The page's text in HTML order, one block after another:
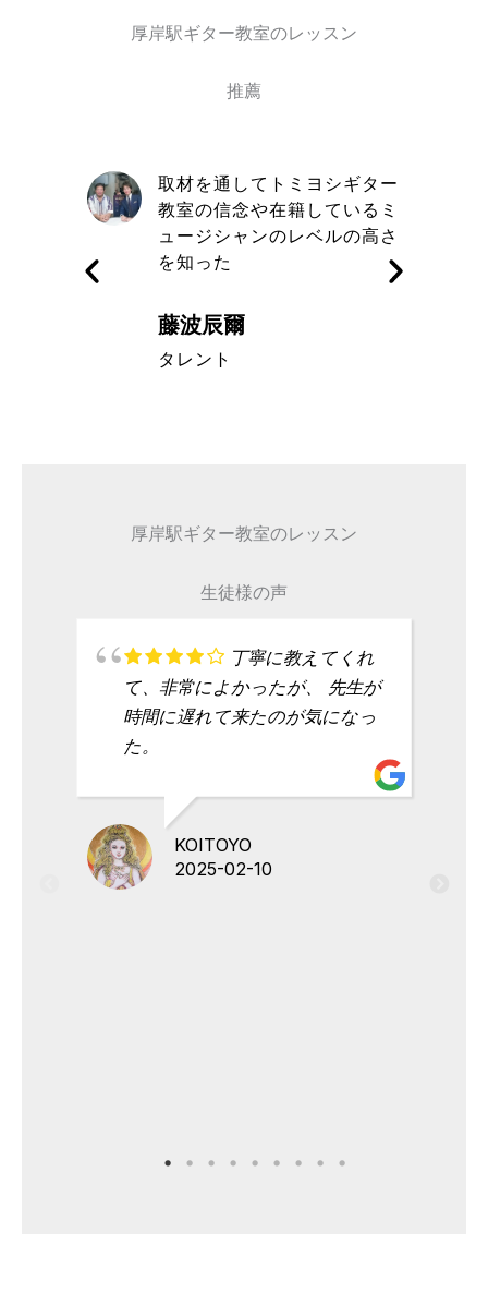
厚岸駅ギター教室のレッスン
推薦
取材を通してトミヨシギター
教室の信念や在籍しているミ
ュージシャンのレベルの高さ
を知った
藤波辰爾
タレント
厚岸駅ギター教室のレッスン
生徒様の声
丁寧に教えてくれ
て、非常によかったが、 先生が
時間に遅れて来たのが気になっ
た。
KOITOYO
2025-02-10